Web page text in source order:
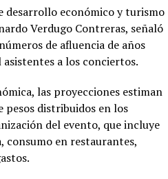
desarrollo económico y turismo
Verdugo Contreras, señaló
de afluencia de años
a los conciertos.
las proyecciones estiman
pesos distribuidos en los
del evento, que incluye
consumo en restaurantes,